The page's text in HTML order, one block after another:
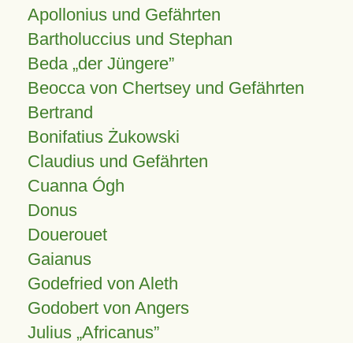
Apollonius und Gefährten
Bartholuccius und Stephan
Beda „der Jüngere”
Beocca von Chertsey und Gefährten
Bertrand
Bonifatius Żukowski
Claudius und Gefährten
Cuanna Ógh
Donus
Douerouet
Gaianus
Godefried von Aleth
Godobert von Angers
Julius Africanus